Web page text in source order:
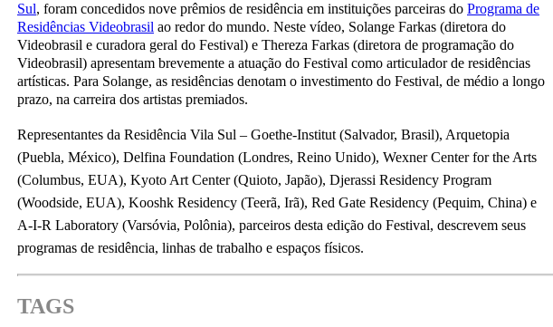
Sul, foram concedidos nove prêmios de residência em instituições parceiras do Programa de
Residências Videobrasil ao redor do mundo. Neste vídeo, Solange Farkas (diretora do
Videobrasil e curadora geral do Festival) e Thereza Farkas (diretora de programação do
Videobrasil) apresentam brevemente a atuação do Festival como articulador de residências
artísticas. Para Solange, as residências denotam o investimento do Festival, de médio a longo
prazo, na carreira dos artistas premiados.
Representantes da Residência Vila Sul – Goethe-Institut (Salvador, Brasil), Arquetopia
(Puebla, México), Delfina Foundation (Londres, Reino Unido), Wexner Center for the Arts
(Columbus, EUA), Kyoto Art Center (Quioto, Japão), Djerassi Residency Program
(Woodside, EUA), Kooshk Residency (Teerã, Irã), Red Gate Residency (Pequim, China) e
A-I-R Laboratory (Varsóvia, Polônia), parceiros desta edição do Festival, descrevem seus
programas de residência, linhas de trabalho e espaços físicos.
TAGS